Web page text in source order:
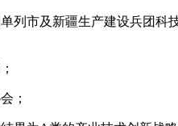
列市及新疆生产建设兵团科
；